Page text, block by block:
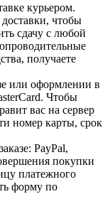
курьером.
чтобы
сдачу с любой
получаете
или оформлении в
Чтобы
вас на сервер
номер карты, срок
PayPal,
покупки
платежного
форму по